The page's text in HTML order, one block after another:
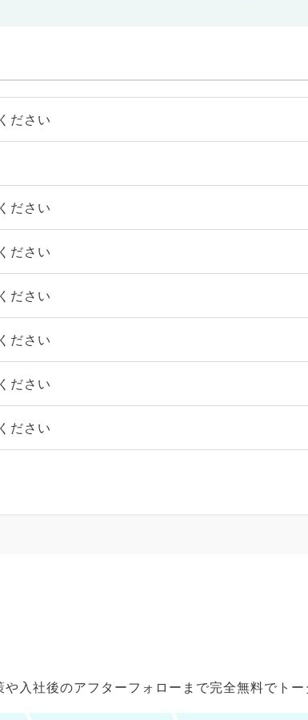
ださい
ださい
ださい
ださい
ださい
ださい
ださい
入社後のアフターフォローまで完全無料でトー